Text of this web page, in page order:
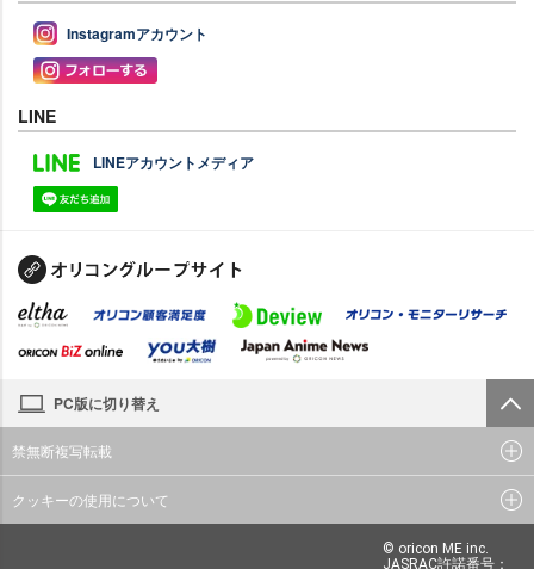
Instagramアカウント
LINE
LINEアカウントメディア
PC版に切り替え
禁無断複写転載
クッキーの使用について
© oricon ME inc.
JASRAC許諾番号：